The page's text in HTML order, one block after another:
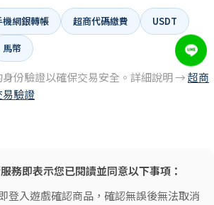
機網銀轉帳 超商代碼繳費
USDT
馬幣
份驗證以確保交易安全。詳細說明 →超商
驗證
務即表示您已閱讀並同意以下事項：
登入遊戲確認商品，確認無誤後無法取消